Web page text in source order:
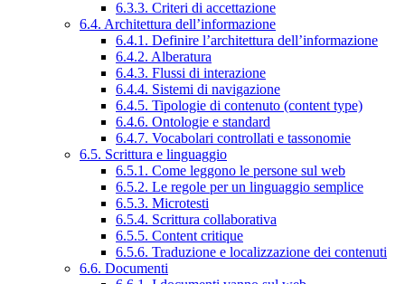
6.3.3. Criteri di accettazione
6.4. Architettura dell’informazione
6.4.1. Definire l’architettura dell’informazione
6.4.2. Alberatura
6.4.3. Flussi di interazione
6.4.4. Sistemi di navigazione
6.4.5. Tipologie di contenuto (content type)
6.4.6. Ontologie e standard
6.4.7. Vocabolari controllati e tassonomie
6.5. Scrittura e linguaggio
6.5.1. Come leggono le persone sul web
6.5.2. Le regole per un linguaggio semplice
6.5.3. Microtesti
6.5.4. Scrittura collaborativa
6.5.5. Content critique
6.5.6. Traduzione e localizzazione dei contenuti
6.6. Documenti